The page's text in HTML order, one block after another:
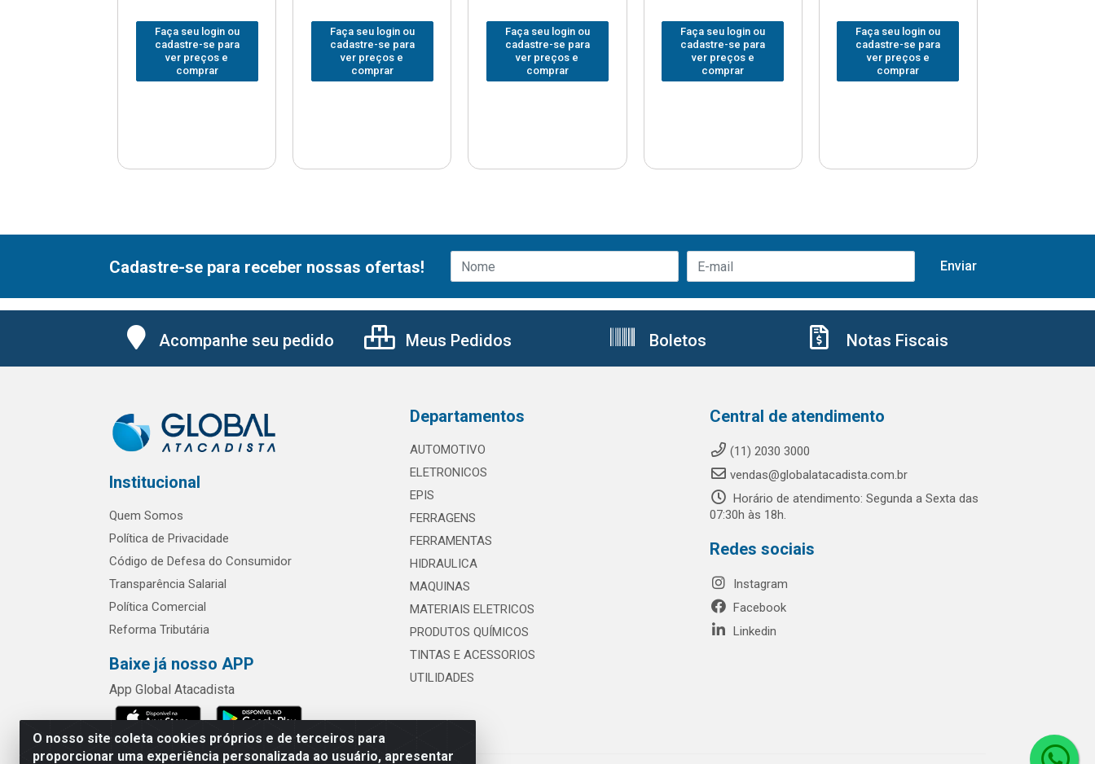
Faça seu login ou
cadastre-se para
ver preços e
comprar
Faça seu login ou
cadastre-se para
ver preços e
comprar
Faça seu login ou
cadastre-se para
ver preços e
comprar
Faça seu login ou
cadastre-se para
ver preços e
comprar
Faça seu login ou
cadastre-se para
ver preços e
comprar
O nosso site coleta cookies próprios e de terceiros para
proporcionar uma experiência personalizada ao usuário, apresentar
Cadastre-se para receber nossas ofertas!
Acompanhe seu pedido Meus Pedidos Boletos Notas Fiscais
Institucional
Quem Somos
Política de Privacidade
Código de Defesa do Consumidor
Transparência Salarial
Política Comercial
Reforma Tributária
Baixe já nosso APP
App Global Atacadista
Departamentos
AUTOMOTIVO
ELETRONICOS
EPIS
FERRAGENS
FERRAMENTAS
HIDRAULICA
MAQUINAS
MATERIAIS ELETRICOS
PRODUTOS QUÍMICOS
TINTAS E ACESSORIOS
UTILIDADES
Central de atendimento
(11) 2030 3000
vendas@globalatacadista.com.br
Horário de atendimento: Segunda a Sexta das
07:30h às 18h.
Redes sociais
Instagram
Facebook
Linkedin